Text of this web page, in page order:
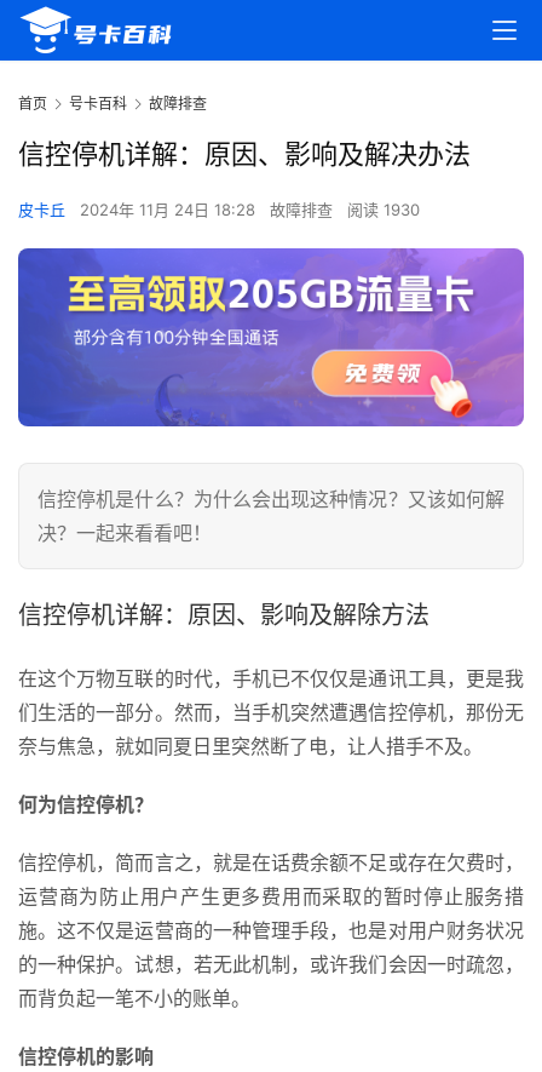
首页 号卡百科 故障排查
信控停机详解：原因、影响及解决办法
皮卡丘 2024年 11月 24日 18:28 故障排查 阅读 1930
信控停机是什么？为什么会出现这种情况？又该如何解
决？一起来看看吧！
信控停机详解：原因、影响及解除方法
在这个万物互联的时代，手机已不仅仅是通讯工具，更是我
们生活的一部分。然而，当手机突然遭遇信控停机，那份无
奈与焦急，就如同夏日里突然断了电，让人措手不及。
何为信控停机？
信控停机，简而言之，就是在话费余额不足或存在欠费时，
运营商为防止用户产生更多费用而采取的暂时停止服务措
施。这不仅是运营商的一种管理手段，也是对用户财务状况
的一种保护。试想，若无此机制，或许我们会因一时疏忽，
而背负起一笔不小的账单。
信控停机的影响